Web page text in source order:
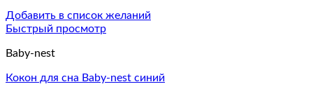
Добавить в список желаний
Быстрый просмотр
Baby-nest
Кокон для сна Baby-nest синий